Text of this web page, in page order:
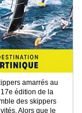
amarrés au
édition de la
des skippers
Alors que le